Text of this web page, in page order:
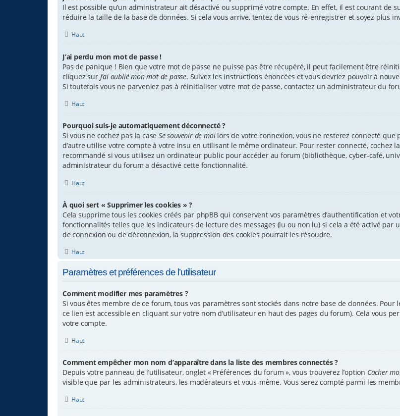
Il est possible qu’un administrateur ait désactivé ou supprimé votre compte. En effet, il est courant
réduire la taille de la base de données. Si cela vous arrive, tentez de vous ré-enregistrer et soyez plus
Haut
J’ai perdu mon mot de passe !
Pas de panique ! Bien que votre mot de passe ne puisse pas être récupéré, il peut facilement être
cliquez sur J’ai oublié mon mot de passe. Suivez les instructions énoncées et vous devriez pouvoir à
Si toutefois vous ne parveniez pas à réinitialiser votre mot de passe, contactez un administrateur du
Haut
Pourquoi suis-je automatiquement déconnecté ?
Si vous ne cochez pas la case Se souvenir de moilors de votre connexion, vous ne resterez connecté
d’autre utilise votre compte à votre insu en utilisant le même ordinateur. Pour rester connecté, cochez
recommandé si vous utilisez un ordinateur public pour accéder au forum (bibliothèque, cyber-café,
administrateur du forum a désactivé cette fonctionnalité.
Haut
À quoi sert « Supprimer les cookies » ?
Cela supprime tous les cookies créés par phpBB qui conservent vos paramètres d’authentification et
fonctionnalités telles que les indicateurs de lecture des messages (lu ou non lu) si cela a été activé
de connexion ou de déconnexion, la suppression des cookies pourrait les résoudre.
Haut
Paramètres et préférences de l’utilisateur
Comment modifier mes paramètres ?
Si vous êtes membre de ce forum, tous vos paramètres sont stockés dans notre base de données. Pour
ce lien est accessible en cliquant sur votre nom d’utilisateur en haut des pages du forum). Cela vous
votre compte.
Haut
Comment empêcher mon nom d’apparaître dans la liste des membres connectés ?
Depuis votre panneau de l’utilisateur, onglet « Préférences du forum », vous trouverez l’option Cacher
visible que par les administrateurs, les modérateurs et vous-même. Vous serez compté parmi les
Haut